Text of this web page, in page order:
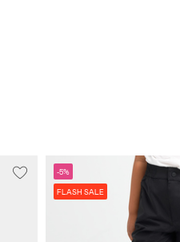
-5%
FLASH SALE